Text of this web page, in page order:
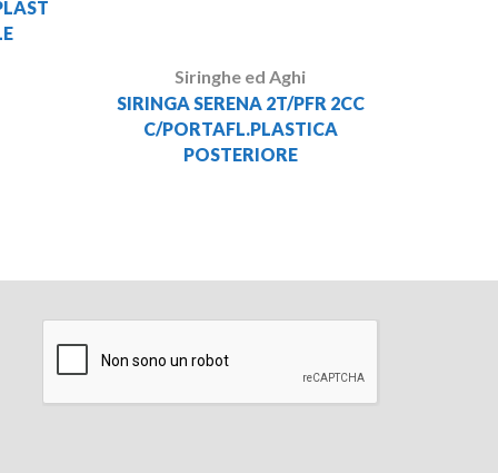
Siringhe ed Aghi
SIRINGA SERENA 2T/PFR 2CC
C/PORTAFL.PLASTICA
POSTERIORE